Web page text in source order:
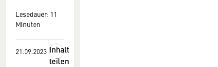
Lesedauer: 11
Minuten
21.09.2023 Inhalt
teilen